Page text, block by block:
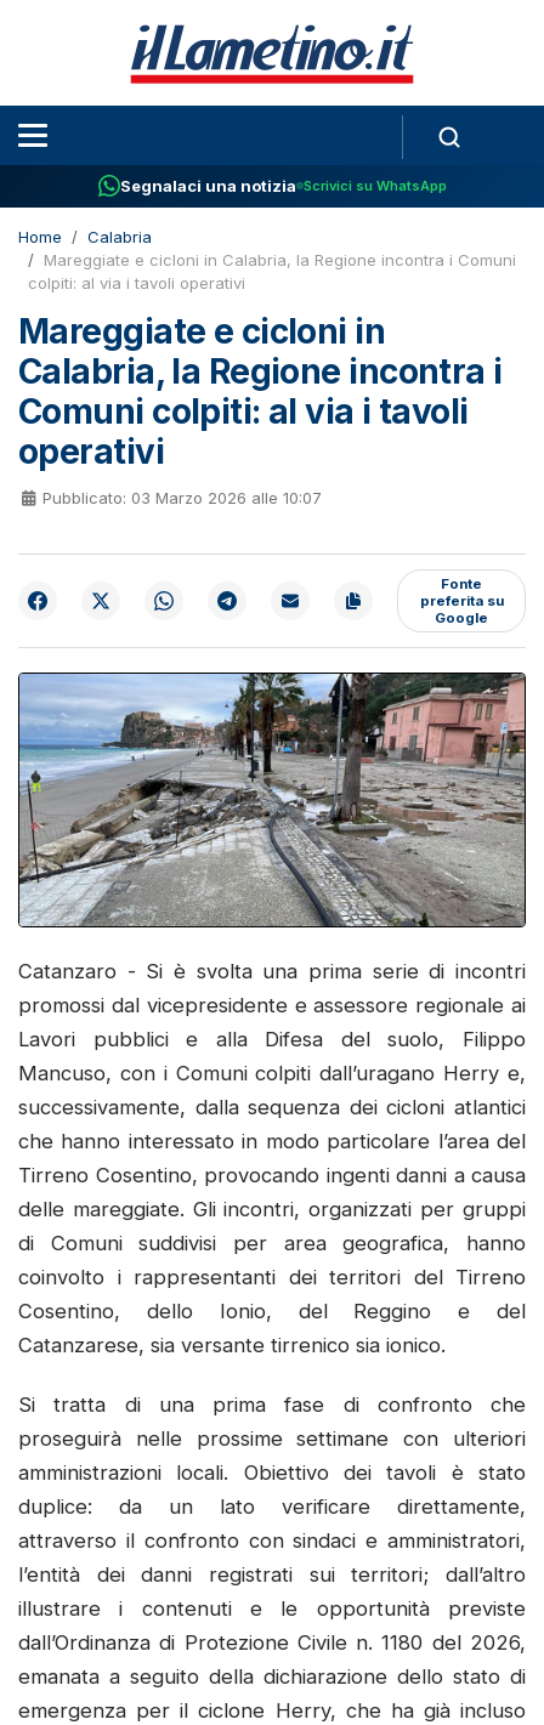
Segnalaci una notizia Scrivici su WhatsApp
Home
Calabria
Mareggiate e cicloni in Calabria, la Regione incontra i Comuni
colpiti: al via i tavoli operativi
Mareggiate e cicloni in
Calabria, la Regione incontra i
Comuni colpiti: al via i tavoli
operativi
Pubblicato: 03 Marzo 2026 alle 10:07
Fonte
preferita su
Google
Catanzaro - Si è svolta una prima serie di incontri
promossi dal vicepresidente e assessore regionale ai
Lavori pubblici e alla Difesa del suolo, Filippo
Mancuso, con i Comuni colpiti dall’uragano Herry e,
successivamente, dalla sequenza dei cicloni atlantici
che hanno interessato in modo particolare l’area del
Tirreno Cosentino, provocando ingenti danni a causa
delle mareggiate. Gli incontri, organizzati per gruppi
di Comuni suddivisi per area geografica, hanno
coinvolto i rappresentanti dei territori del Tirreno
Cosentino, dello Ionio, del Reggino e del
Catanzarese, sia versante tirrenico sia ionico.
Si tratta di una prima fase di confronto che
proseguirà nelle prossime settimane con ulteriori
amministrazioni locali. Obiettivo dei tavoli è stato
duplice: da un lato verificare direttamente,
attraverso il confronto con sindaci e amministratori,
l’entità dei danni registrati sui territori; dall’altro
illustrare i contenuti e le opportunità previste
dall’Ordinanza di Protezione Civile n. 1180 del 2026,
emanata a seguito della dichiarazione dello stato di
emergenza per il ciclone Herry, che ha già incluso